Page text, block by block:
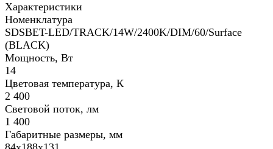
Характеристики
Номенклатура
SDSBET-LED/TRACK/14W/2400K/DIM/60/Surface
(BLACK)
Мощность, Вт
14
Цветовая температура, К
2 400
Световой поток, лм
1 400
Габаритные размеры, мм